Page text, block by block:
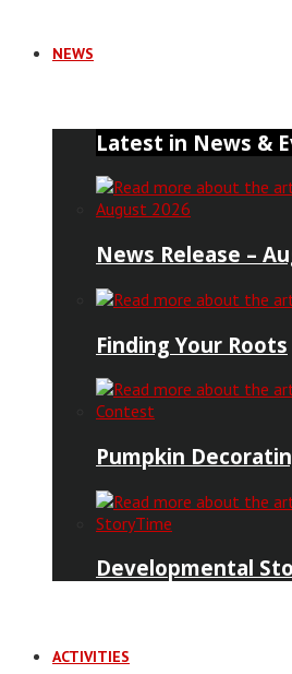
NEWS
Latest in News &
News Release –
Finding Your Roots
Pumpkin
Developmental
ACTIVITIES